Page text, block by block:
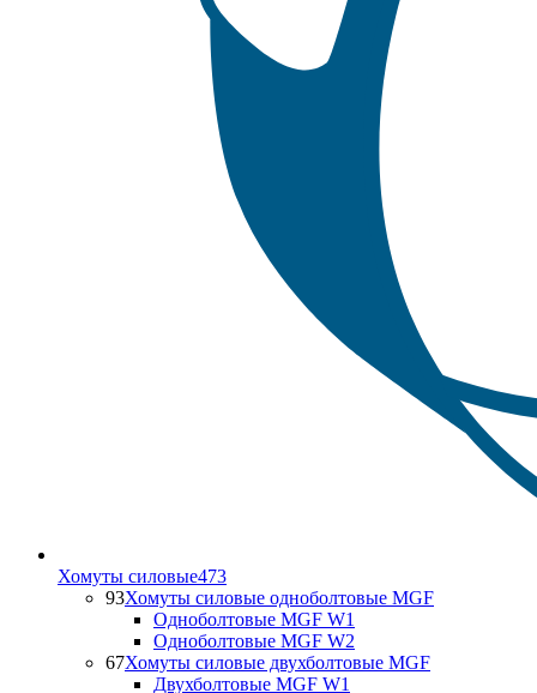
Хомуты силовые473
93Хомуты силовые одноболтовые MGF
Одноболтовые MGF W1
Одноболтовые MGF W2
67Хомуты силовые двухболтовые MGF
Двухболтовые MGF W1